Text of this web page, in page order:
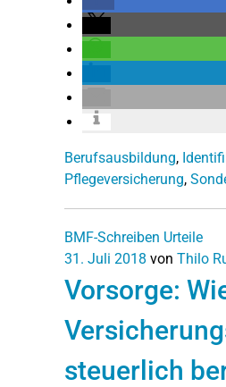
Berufsausbildung,
Pflegeversicherung,
BMF-Schreiben Urteile
31. Juli 2018 von Thilo
Vorsorge:
steuerlich